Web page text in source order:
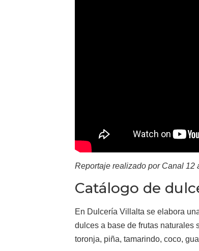
Reportaje realizado por Canal 12
Catálogo de
En Dulcería Villalta se elabora
dulces a base de frutas naturales
toronja, piña, tamarindo, coco,